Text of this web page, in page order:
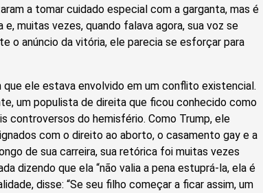
a tomar cuidado especial com a garganta, mas é
muitas vezes, quando falava agora, sua voz se
o anúncio da vitória, ele parecia se esforçar para
que ele estava envolvido em um conflito existencial.
um populista de direita que ficou conhecido como
controversos do hemisfério. Como Trump, ele
com o direito ao aborto, o casamento gay e a
de sua carreira, sua retórica foi muitas vezes
dizendo que ela “não valia a pena estuprá-la, ela é
disse: “Se seu filho começar a ficar assim, um